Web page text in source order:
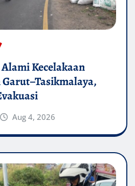
Kecelakaan
Aug 4, 2026